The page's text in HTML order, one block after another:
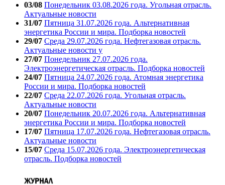
03/08 Понедельник 03.08.2026 года. Угольная отрасль.
Актуальные новости
31/07 Пятница 31.07.2026 года. Альтернативная
энергетика России и мира. Подборка новостей
29/07 Среда 29.07.2026 года. Нефтегазовая отрасль.
Актуальные новости у
27/07 Понедельник 27.07.2026 года.
Электроэнергетическая отрасль. Подборка новостей
24/07 Пятница 24.07.2026 года. Атомная энергетика
России и мира. Подборка новостей
22/07 Среда 22.07.2026 года. Угольная отрасль.
Актуальные новости
20/07 Понедельник 20.07.2026 года. Альтернативная
энергетика России и мира. Подборка новостей
17/07 Пятница 17.07.2026 года. Нефтегазовая отрасль.
Актуальные новости
15/07 Среда 15.07.2026 года. Электроэнергетическая
отрасль. Подборка новостей